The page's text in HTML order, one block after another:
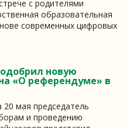
с родителями
образовательная
современных цифровых
новую
«О референдуме» в
мая председатель
и проведению